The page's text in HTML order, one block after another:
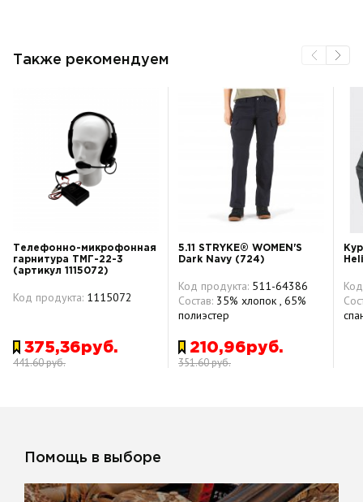
Также рекомендуем
Телефонно-микрофонная
гарнитура ТМГ-22-3
(артикул 1115072)
Код продукта: 1115072
375,36руб.
441.60 руб.
5.11 STRYKE® WOMEN'S
Dark Navy (724)
Код продукта: 511-64386
Состав: 35% хлопок , 65%
полиэстер
210,96руб.
351.60 руб.
Помощь в выборе